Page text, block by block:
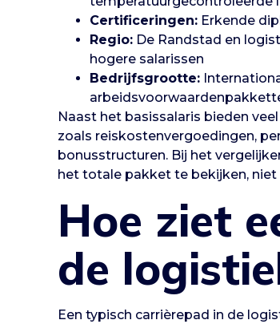
Certificeringen: Erkende
Regio: De Randstad en
hogere salarissen
Bedrijfsgrootte:
Naast het basissalaris bieden
zoals reiskostenvergoedingen,
bonusstructuren. Bij het
het totale pakket te bekijken,
Hoe ziet
de
Een typisch carrièrepad in de